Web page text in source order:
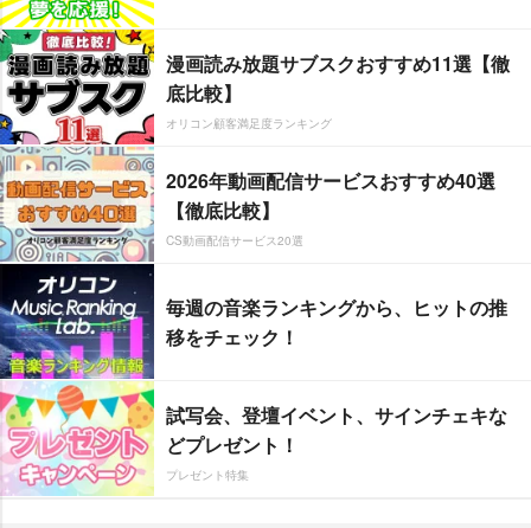
漫画読み放題サブスクおすすめ11選【徹
底比較】
オリコン顧客満足度ランキング
2026年動画配信サービスおすすめ40選
【徹底比較】
CS動画配信サービス20選
毎週の音楽ランキングから、ヒットの推
移をチェック！
試写会、登壇イベント、サインチェキな
どプレゼント！
プレゼント特集